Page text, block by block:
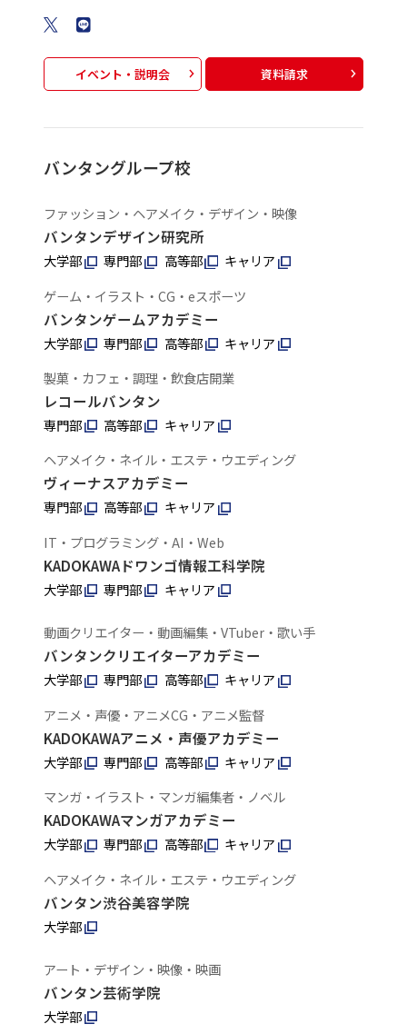
イベント・説明会 資料請求
バンタングループ校
ファッション・ヘアメイク・デザイン・映像
バンタンデザイン研究所
大学部 専門部 高等部
キャリア
ゲーム・イラスト・CG・eスポーツ
バンタンゲームアカデミー
大学部 専門部 高等部
キャリア
製菓・カフェ・調理・飲食店開業
レコールバンタン
専門部 高等部
キャリア
ヘアメイク・ネイル・エステ・ウエディング
ヴィーナスアカデミー
専門部 高等部
キャリア
IT・プログラミング・AI・Web
KADOKAWAドワンゴ情報工科学院
大学部 専門部 キャリア
動画クリエイター・動画編集・VTuber・歌い手
バンタンクリエイターアカデミー
大学部 専門部 高等部
キャリア
アニメ・声優・アニメCG・アニメ監督
KADOKAWAアニメ・声優アカデミー
大学部 専門部 高等部
キャリア
マンガ・イラスト・マンガ編集者・ノベル
KADOKAWAマンガアカデミー
大学部 専門部 高等部
キャリア
ヘアメイク・ネイル・エステ・ウエディング
バンタン渋谷美容学院
大学部
アート・デザイン・映像・映画
バンタン芸術学院
大学部